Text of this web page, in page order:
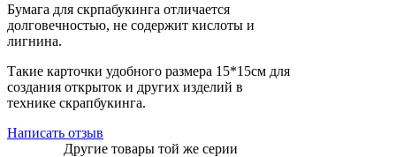
Бумага для скрпабукинга отличается
долговечностью, не содержит кислоты и
лигнина.
Такие карточки удобного размера 15*15см для
создания открыток и других изделий в
технике скрапбукинга.
Написать отзыв
Другие товары той же серии